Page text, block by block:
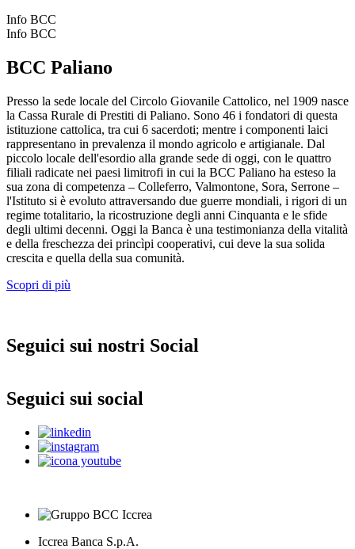
Info BCC
Info BCC
BCC Paliano
Presso la sede locale del Circolo Giovanile Cattolico, nel 1909 nasce
la Cassa Rurale di Prestiti di Paliano. Sono 46 i fondatori di questa
istituzione cattolica, tra cui 6 sacerdoti; mentre i componenti laici
rappresentano in prevalenza il mondo agricolo e artigianale. Dal
piccolo locale dell'esordio alla grande sede di oggi, con le quattro
filiali radicate nei paesi limitrofi in cui la BCC Paliano ha esteso la
sua zona di competenza – Colleferro, Valmontone, Sora, Serrone –
l'Istituto si è evoluto attraversando due guerre mondiali, i rigori di un
regime totalitario, la ricostruzione degli anni Cinquanta e le sfide
degli ultimi decenni. Oggi la Banca è una testimonianza della vitalità
e della freschezza dei princìpi cooperativi, cui deve la sua solida
crescita e quella della sua comunità.
Scopri di più
Seguici sui nostri Social
Seguici sui social
Iccrea Banca S.p.A.